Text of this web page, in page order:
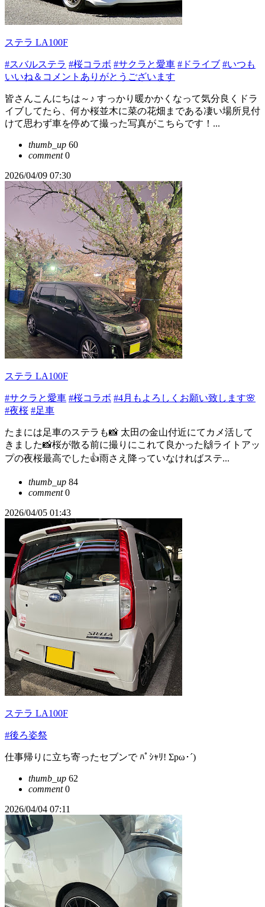
ステラ LA100F
#スバルステラ #桜コラボ #サクラと愛車 #ドライブ #いつも
いいね＆コメントありがとうございます
皆さんこんにちは～♪ すっかり暖かかくなって気分良くドラ
イブしてたら、何か桜並木に菜の花畑まである凄い場所見付
けて思わず車を停めて撮った写真がこちらです！...
thumb_up 60
comment0
2026/04/09 07:30
ステラ LA100F
#サクラと愛車 #桜コラボ #4月もよろしくお願い致します🌸
#夜桜 #足車
たまには足車のステラも📸 太田の金山付近にてカメ活して
きました📸桜が散る前に撮りにこれて良かった🙌ライトアッ
プの夜桜最高でした👍雨さえ降っていなければステ...
thumb_up 84
comment0
2026/04/05 01:43
ステラ LA100F
#後ろ姿祭
仕事帰りに立ち寄ったセブンで ﾊﾟｼｬﾘ! Σpω･´)
thumb_up 62
comment0
2026/04/04 07:11